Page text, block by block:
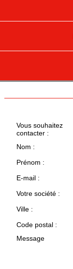
Vous souhaitez
contacter :
Nom :
Prénom :
E-mail :
Votre société :
Ville :
Code postal :
Message